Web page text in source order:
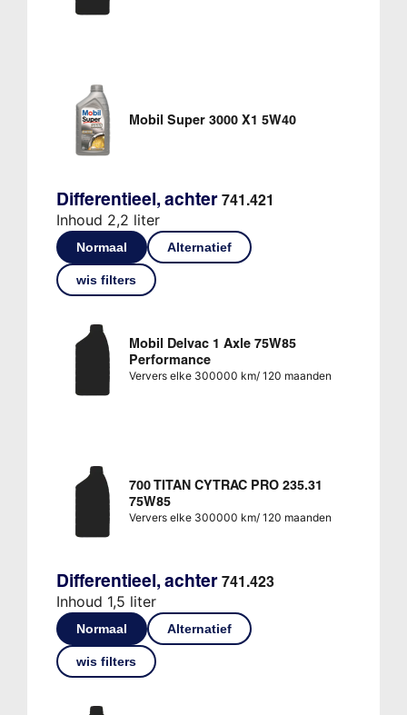
Mobil Super 3000 X1 5W40
Differentieel, achter 741.421
Inhoud 2,2 liter
Normaal Alternatief
wis filters
Mobil Delvac 1 Axle 75W85
Performance
Ververs elke 300000 km/ 120 maanden
700 TITAN CYTRAC PRO 235.31
75W85
Ververs elke 300000 km/ 120 maanden
Differentieel, achter 741.423
Inhoud 1,5 liter
Normaal Alternatief
wis filters